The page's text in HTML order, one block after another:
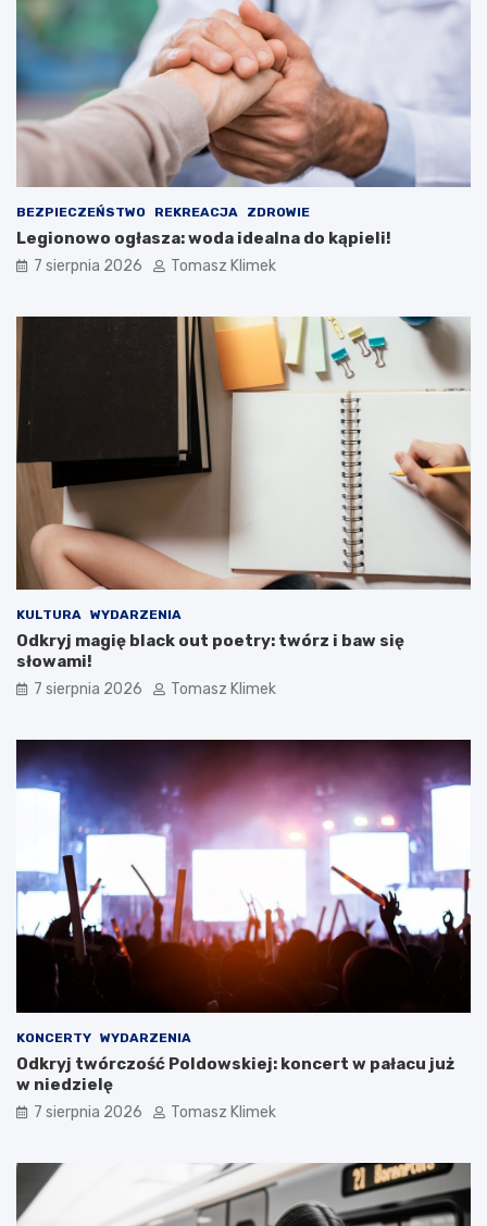
BEZPIECZEŃSTWO REKREACJA ZDROWIE
Legionowo ogłasza: woda idealna do kąpieli!
7 sierpnia 2026 Tomasz Klimek
KULTURA WYDARZENIA
Odkryj magię black out poetry: twórz i baw się
słowami!
7 sierpnia 2026 Tomasz Klimek
KONCERTY WYDARZENIA
Odkryj twórczość Poldowskiej: koncert w pałacu już
w niedzielę
7 sierpnia 2026 Tomasz Klimek